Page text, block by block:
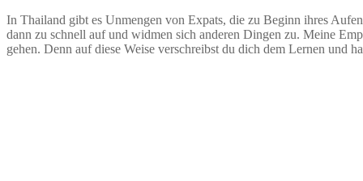
In Thailand gibt es Unmengen von Expats, die zu Beginn ihres
dann zu schnell auf und widmen sich anderen Dingen zu. Meine
gehen. Denn auf diese Weise verschreibst du dich dem Lernen und